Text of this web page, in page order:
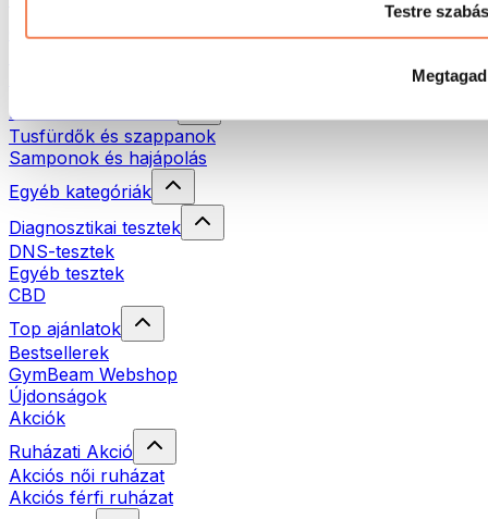
Testre szabás
Megtagad
Öko háztartás
Natúrkozmetikumok
Tusfürdők és szappanok
Samponok és hajápolás
Egyéb kategóriák
Diagnosztikai tesztek
DNS-tesztek
Egyéb tesztek
CBD
Top ajánlatok
Bestsellerek
GymBeam Webshop
Újdonságok
Akciók
Ruházati Akció
Akciós női ruházat
Akciós férfi ruházat